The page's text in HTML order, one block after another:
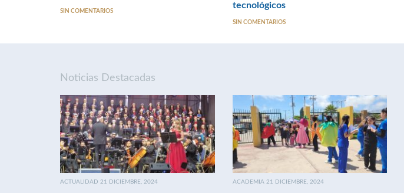
SIN COMENTARIOS
tecnológicos
SIN COMENTARIOS
Noticias Destacadas
ACTUALIDAD 21 DICIEMBRE, 2024 ACADEMIA 21 DICIEMBRE, 2024